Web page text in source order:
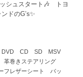
シュスタート🎶 トヨ
ドのG’s✨
DVD CD SD MSV
革巻きステアリング
フレザーシート バッ